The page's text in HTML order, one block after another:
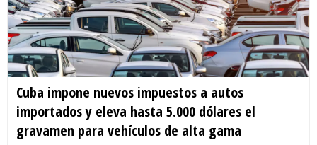
Cuba impone nuevos impuestos a autos
importados y eleva hasta 5.000 dólares el
gravamen para vehículos de alta gama